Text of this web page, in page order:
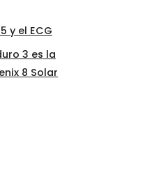
y el ECG
3 es la
8 Solar